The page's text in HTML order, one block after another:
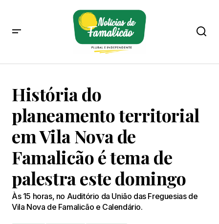
História do
planeamento territorial
em Vila Nova de
Famalicão é tema de
palestra este domingo
Às 15 horas, no Auditório da União das Freguesias de
Vila Nova de Famalicão e Calendário.